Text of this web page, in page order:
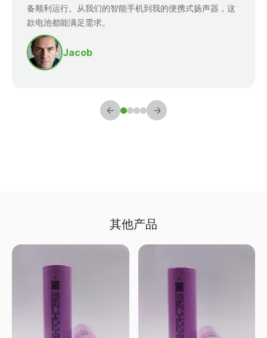
备顺利运行。从我们的智能手机到我的便携式扬声器，这
款电池都能满足需求。
Jacob
其他产品